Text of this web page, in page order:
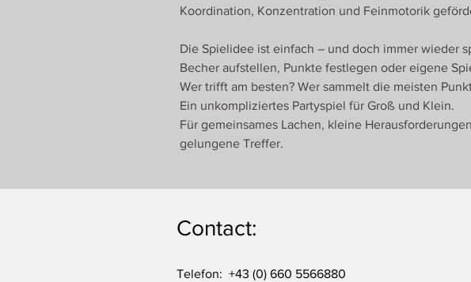
Koordination, Konzentration und Feinmotorik
Die Spielidee ist einfach – und doch immer wieder
Becher aufstellen, Punkte festlegen oder eigene
Wer trifft am besten? Wer sammelt die meisten
Ein unkompliziertes Partyspiel für Groß und Klein.
Für gemeinsames Lachen, kleine
gelungene Treffer.
Contact:
Telefon: +43 (0) 660 5566880